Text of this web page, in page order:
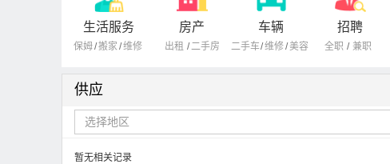
生活服务
保姆/搬家 /维修
房产
出租 /二手房
车辆
二手车/维修/美容
招聘
全职 / 兼职
供应
选择地区
暂无相关记录